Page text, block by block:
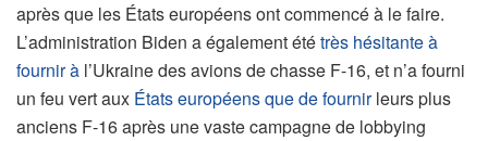
après que les États européens ont commencé à le faire.
L’administration Biden a également ététrès hésitante à
fournir à l’Ukraine des avions de chasse F-16, et n’a fourni
un feu vert aux États européens que de fournirleurs plus
anciens F-16 après une vaste campagne de lobbying